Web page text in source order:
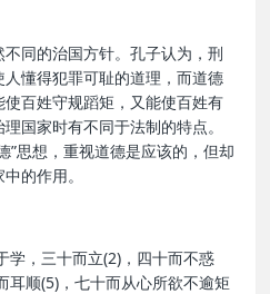
同的治国方针。孔子认为，刑
懂得犯罪可耻的道理，而道德
百姓守规蹈矩，又能使百姓有
国家时有不同于法制的特点。
”思想，重视道德是应该的，但却
的作用。
学，三十而立(2)，四十而不惑
耳顺(5)，七十而从心所欲不逾矩